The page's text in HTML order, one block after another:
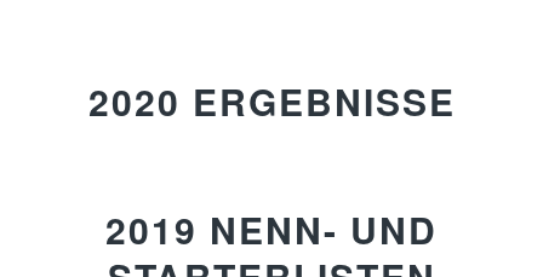
2020 ERGEBNISSE
2019 NENN- UND